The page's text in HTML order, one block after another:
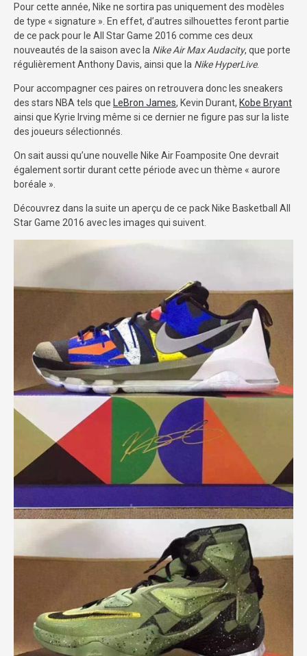
Pour cette année, Nike ne sortira pas uniquement des modèles
de type « signature ». En effet, d’autres silhouettes feront partie
de ce pack pour le All Star Game 2016 comme ces deux
nouveautés de la saison avec la Nike Air Max Audacity, que porte
régulièrement Anthony Davis, ainsi que la Nike HyperLive.
Pour accompagner ces paires on retrouvera donc les sneakers
des stars NBA tels que LeBron James, Kevin Durant, Kobe Bryant
ainsi que Kyrie Irving même si ce dernier ne figure pas sur la liste
des joueurs sélectionnés.
On sait aussi qu’une nouvelle Nike Air Foamposite One devrait
également sortir durant cette période avec un thème « aurore
boréale ».
Découvrez dans la suite un aperçu de ce pack Nike Basketball All
Star Game 2016 avec les images qui suivent.